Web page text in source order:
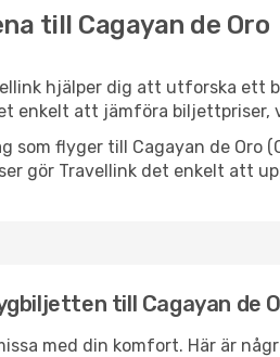
till Cagayan de Oro
hjälper dig att utforska
enkelt att jämföra
flyger till Cagayan de Oro
gör Travellink det enkelt att
till Cagayan de
med din komfort. Här är